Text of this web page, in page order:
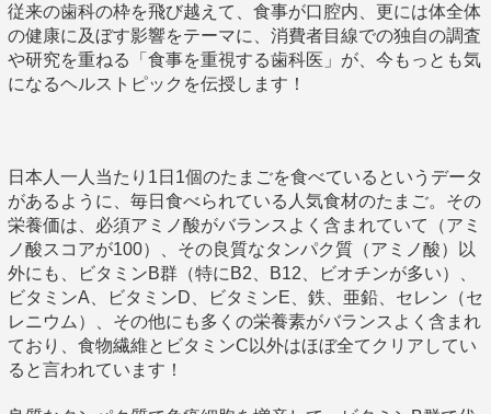
従来の歯科の枠を飛び越えて、食事が口腔内、更には体全体
の健康に及ぼす影響をテーマに、消費者目線での独自の調査
や研究を重ねる「食事を重視する歯科医」が、今もっとも気
になるヘルストピックを伝授します！
日本人一人当たり1日1個のたまごを食べているというデータ
があるように、毎日食べられている人気食材のたまご。その
栄養価は、必須アミノ酸がバランスよく含まれていて（アミ
ノ酸スコアが100）、その良質なタンパク質（アミノ酸）以
外にも、ビタミンB群（特にB2、B12、ビオチンが多い）、
ビタミンA、ビタミンD、ビタミンE、鉄、亜鉛、セレン（セ
レニウム）、その他にも多くの栄養素がバランスよく含まれ
ており、食物繊維とビタミンC以外はほぼ全てクリアしてい
ると言われています！